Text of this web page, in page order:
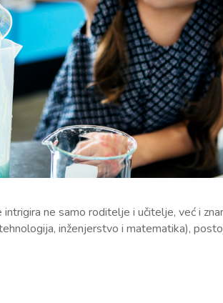
ne samo roditelje i učitelje, već i
inženjerstvo i matematika),